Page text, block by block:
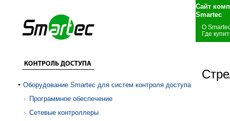
Сайт
Smartec
О
Где
Оборудование Smartec для систем контроля доступа
Программное обеспечение
Сетевые контроллеры